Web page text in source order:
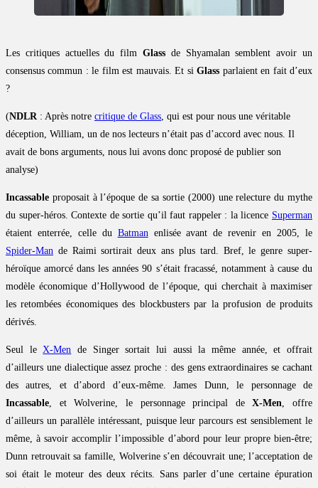
Les critiques actuelles du film Glass de Shyamalan semblent avoir un
consensus commun : le film est mauvais. Et siGlass parlaient en fait d’eux
?
(NDLR: Après notre critique de Glass, qui est pour nous une véritable
déception, William, un de nos lecteurs n’était pas d’accord avec nous. Il
avait de bons arguments, nous lui avons donc proposé de publier son
analyse)
Incassable proposait à l’époque de sa sortie (2000) une relecture du mythe
du super-héros. Contexte de sortie qu’il faut rappeler : la licence Superman
étaient enterrée, celle du Batmanenlisée avant de revenir en 2005, le
Spider-Man de Raimi sortirait deux ans plus tard. Bref, le genre super-
héroïque amorcé dans les années 90 s’était fracassé, notamment à cause du
modèle économique d’Hollywood de l’époque, qui cherchait à maximiser
les retombées économiques des blockbusters par la profusion de produits
dérivés.
Seul leX-Men de Singer sortait lui aussi la même année, et offrait
d’ailleurs une dialectique assez proche : des gens extraordinaires se cachant
des autres, et d’abord d’eux-même. James Dunn, le personnage de
Incassable, et Wolverine, le personnage principal deX-Men, offre
d’ailleurs un parallèle intéressant, puisque leur parcours est sensiblement le
même, à savoir accomplir l’impossible d’abord pour leur propre bien-être;
Dunn retrouvait sa famille, Wolverine s’en découvrait une; l’acceptation de
soi était le moteur des deux récits. Sans parler d’une certaine épuration